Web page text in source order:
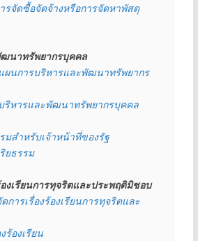
รจัดซื้อจัดจ้างหรือการจัดหาพัสดุ
นาทรัพยากรบุคคล
นการบริหารและพัฒนาทรัพยากร
ริหารและพัฒนาทรัพยากรบุคคล
มสำหรับเจ้าหน้าที่ของรัฐ
ยธรรม
องเรียนการทุจริตและประพฤติมิชอบ
การเรื่องร้องเรียนการทุจริตและ
ร้องเรียน